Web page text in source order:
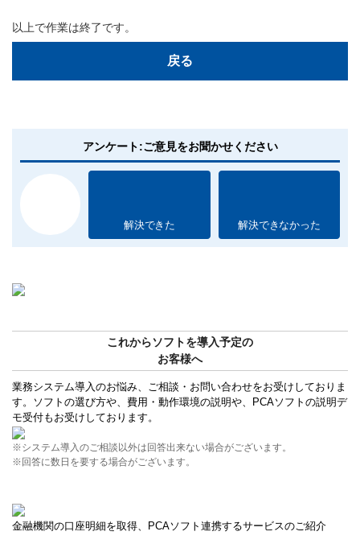
以上で作業は終了です。
戻る
アンケート:ご意見をお聞かせください
解決できた 解決できなかった
これからソフトを導入予定の
お客様へ
業務システム導入のお悩み、ご相談・お問い合わせをお受けしておりま
す。ソフトの選び方や、費用・動作環境の説明や、PCAソフトの説明デ
モ受付もお受けしております。
※システム導入のご相談以外は回答出来ない場合がございます。
※回答に数日を要する場合がございます。
金融機関の口座明細を取得、PCAソフト連携するサービスのご紹介